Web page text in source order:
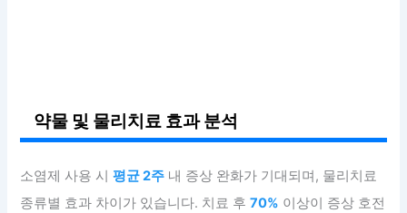
약물 및 물리치료 효과 분석
소염제 사용 시평균 2주 내 증상 완화가 기대되며, 물리치료
종류별 효과 차이가 있습니다. 치료 후70% 이상이 증상 호전